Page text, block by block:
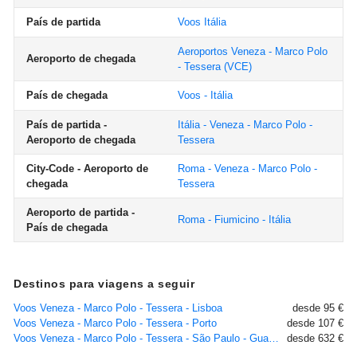
País de partida Voos Itália
Aeroporto de chegada
Aeroportos Veneza - Marco Polo
- Tessera (VCE)
País de chegada Voos - Itália
País de partida -
Aeroporto de chegada
Itália - Veneza - Marco Polo -
Tessera
City-Code - Aeroporto de
chegada
Roma - Veneza - Marco Polo -
Tessera
Aeroporto de partida -
País de chegada
Roma - Fiumicino - Itália
Destinos para viagens a seguir
Voos Veneza - Marco Polo - Tessera - Lisboa
desde 95 €
Voos Veneza - Marco Polo - Tessera - Porto
desde 107 €
desde 632 €